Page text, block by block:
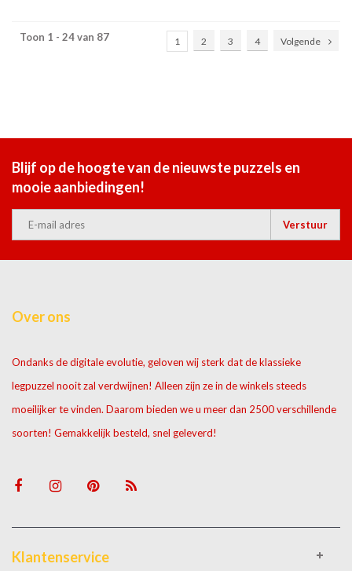
Toon 1 - 24 van 87 1 2 3 4 Volgende
Blijf op de hoogte van de nieuwste puzzels en
mooie aanbiedingen!
Verstuur
Over ons
Ondanks de digitale evolutie, geloven wij sterk dat de klassieke
legpuzzel nooit zal verdwijnen! Alleen zijn ze in de winkels steeds
moeilijker te vinden. Daarom bieden we u meer dan 2500 verschillende
soorten! Gemakkelijk besteld, snel geleverd!
Klantenservice